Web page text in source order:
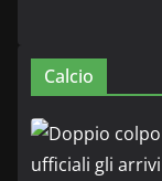
Calcio